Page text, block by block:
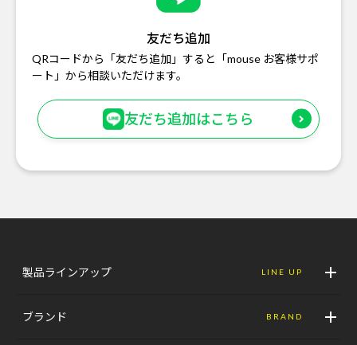
友だち追加
QRコードから「友だち追加」すると「mouse お客様サポ
ート」から相談いただけます。
友だち追加はこちら
製品ラインアップ LINE UP
ブランド BRAND